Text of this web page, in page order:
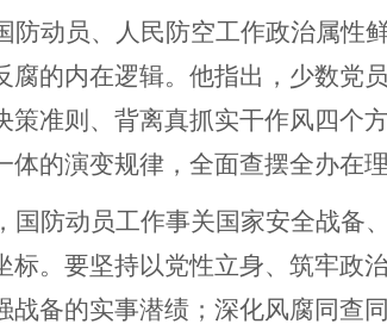
防动员、人民防空工作政治属性
腐的内在逻辑。他指出，少数党
策准则、背离真抓实干作风四个
体的演变规律，全面查摆全办在
国防动员工作事关国家安全战备
标。要坚持以党性立身、筑牢政
战备的实事潜绩；深化风腐同查